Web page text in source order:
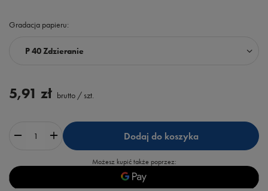
Gradacja papieru
P 40 Zdzieranie
5,91 zł brutto / szt.
Dodaj do koszyka
Możesz kupić także poprzez: